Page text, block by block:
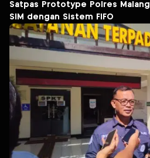
Satpas Prototype Polres
SIM dengan Sistem FIFO